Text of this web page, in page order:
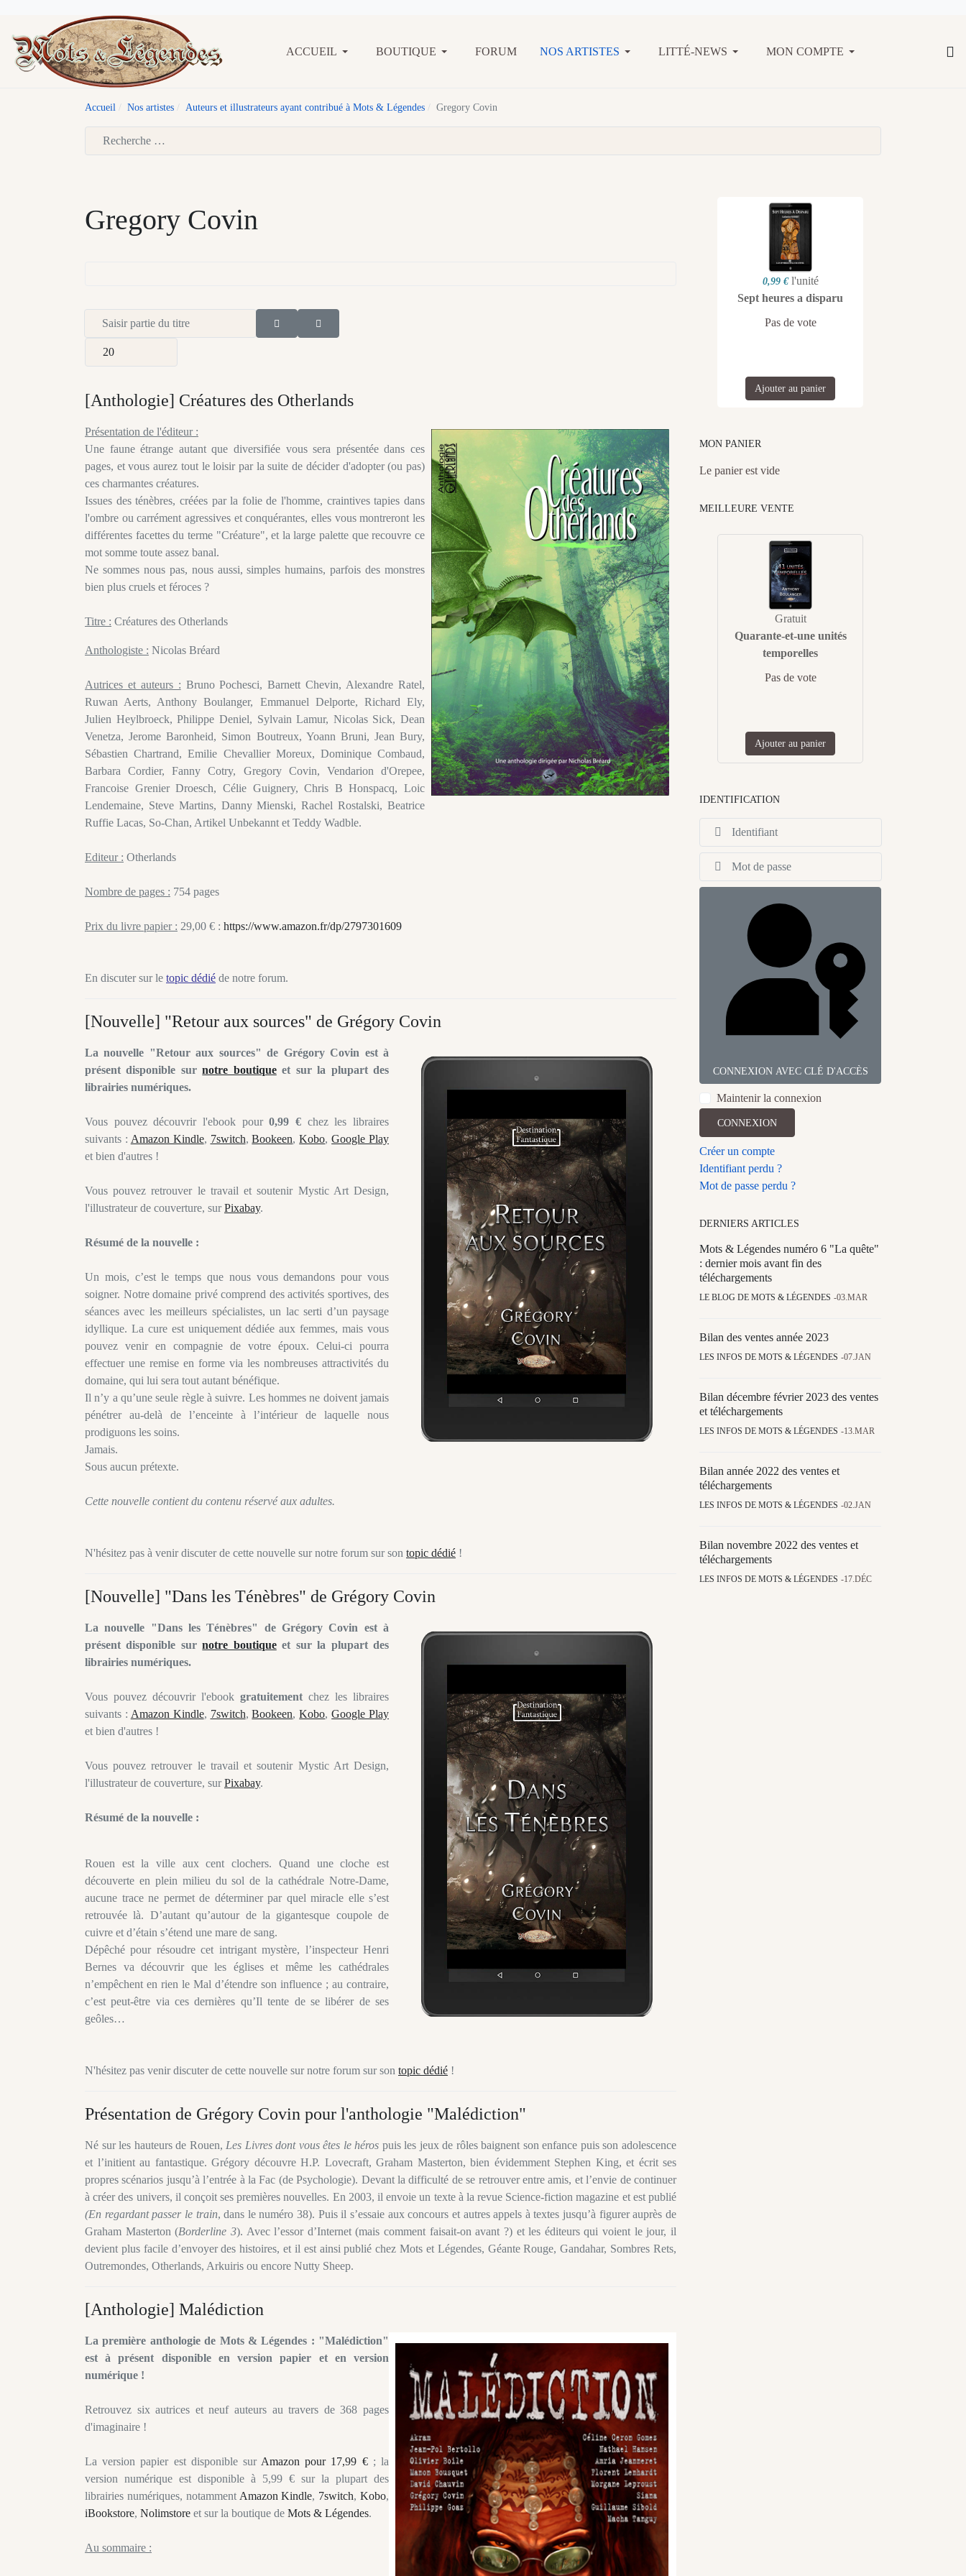
ACCUEIL BOUTIQUE FORUM NOS ARTISTES LITTÉ-NEWS MON COMPTE
Accueil Nos artistes Auteurs et illustrateurs ayant contribué à Mots & Légendes Gregory Covin
Gregory Covin
Saisir partie du titre
Afficher #
[Anthologie] Créatures des Otherlands
Présentation de l'éditeur :
Une faune étrange autant que diversifiée vous sera présentée dans ces
pages, et vous aurez tout le loisir par la suite de décider d'adopter (ou pas)
ces charmantes créatures.
Issues des ténèbres, créées par la folie de l'homme, craintives tapies dans
l'ombre ou carrément agressives et conquérantes, elles vous montreront les
différentes facettes du terme "Créature", et la large palette que recouvre ce
mot somme toute assez banal.
Ne sommes nous pas, nous aussi, simples humains, parfois des monstres
bien plus cruels et féroces ?
Titre : Créatures des Otherlands
Anthologiste : Nicolas Bréard
Autrices et auteurs : Bruno Pochesci, Barnett Chevin, Alexandre Ratel,
Ruwan Aerts, Anthony Boulanger, Emmanuel Delporte, Richard Ely,
Julien Heylbroeck, Philippe Deniel, Sylvain Lamur, Nicolas Sick, Dean
Venetza, Jerome Baronheid, Simon Boutreux, Yoann Bruni, Jean Bury,
Sébastien Chartrand, Emilie Chevallier Moreux, Dominique Combaud,
Barbara Cordier, Fanny Cotry, Gregory Covin, Vendarion d'Orepee,
Francoise Grenier Droesch, Célie Guignery, Chris B Honspacq, Loic
Lendemaine, Steve Martins, Danny Mienski, Rachel Rostalski, Beatrice
Ruffie Lacas, So-Chan, Artikel Unbekannt et Teddy Wadble.
Editeur : Otherlands
Nombre de pages : 754 pages
Prix du livre papier : 29,00 € : https://www.amazon.fr/dp/2797301609
En discuter sur le topic dédié de notre forum.
[Nouvelle] "Retour aux sources" de Grégory Covin
La nouvelle "Retour aux sources" de Grégory Covin est à
présent disponible surnotre boutiqueet sur la plupart des
librairies numériques.
Vous pouvez découvrir l'ebook pour0,99 € chez les libraires
suivants : Amazon Kindle, 7switch,Bookeen,Kobo,Google Play
et bien d'autres !
Vous pouvez retrouver le travail et soutenir Mystic Art Design,
l'illustrateur de couverture, surPixabay.
Résumé de la nouvelle :
Un mois, c’est le temps que nous vous demandons pour vous
soigner. Notre domaine privé comprend des activités sportives, des
séances avec les meilleurs spécialistes, un lac serti d’un paysage
idyllique. La cure est uniquement dédiée aux femmes, mais vous
pouvez venir en compagnie de votre époux. Celui-ci pourra
effectuer une remise en forme via les nombreuses attractivités du
domaine, qui lui sera tout autant bénéfique.
Il n’y a qu’une seule règle à suivre. Les hommes ne doivent jamais
pénétrer au-delà de l’enceinte à l’intérieur de laquelle nous
prodiguons les soins.
Jamais.
Sous aucun prétexte.
Cette nouvelle contient du contenu réservé aux adultes.
N'hésitez pas à venir discuter de cette nouvelle sur notre forum sur son topic dédié !
[Nouvelle] "Dans les Ténèbres" de Grégory Covin
La nouvelle "Dans les Ténèbres" de Grégory Covin est à
présent disponible surnotre boutiqueet sur la plupart des
librairies numériques.
Vous pouvez découvrir l'ebook gratuitement chez les libraires
suivants : Amazon Kindle, 7switch,Bookeen,Kobo,Google Play
et bien d'autres !
Vous pouvez retrouver le travail et soutenir Mystic Art Design,
l'illustrateur de couverture, surPixabay.
Résumé de la nouvelle :
Rouen est la ville aux cent clochers. Quand une cloche est
découverte en plein milieu du sol de la cathédrale Notre-Dame,
aucune trace ne permet de déterminer par quel miracle elle s’est
retrouvée là. D’autant qu’autour de la gigantesque coupole de
cuivre et d’étain s’étend une mare de sang.
Dépêché pour résoudre cet intrigant mystère, l’inspecteur Henri
Bernes va découvrir que les églises et même les cathédrales
n’empêchent en rien le Mal d’étendre son influence ; au contraire,
c’est peut-être via ces dernières qu’Il tente de se libérer de ses
geôles…
N'hésitez pas venir discuter de cette nouvelle sur notre forum sur son topic dédié !
Présentation de Grégory Covin pour l'anthologie "Malédiction"
Né sur les hauteurs de Rouen, Les Livres dont vous êtes le héros puis les jeux de rôles baignent son enfance puis son adolescence
et l’initient au fantastique. Grégory découvre H.P. Lovecraft, Graham Masterton, bien évidemment Stephen King, et écrit ses
propres scénarios jusqu’à l’entrée à la Fac (de Psychologie). Devant la difficulté de se retrouver entre amis, et l’envie de continuer
à créer des univers, il conçoit ses premières nouvelles. En 2003, il envoie un texte à la revue Science-fiction magazine et est publié
(En regardant passer le train, dans le numéro 38). Puis il s’essaie aux concours et autres appels à textes jusqu’à figurer auprès de
Graham Masterton (Borderline 3). Avec l’essor d’Internet (mais comment faisait-on avant ?) et les éditeurs qui voient le jour, il
devient plus facile d’envoyer des histoires, et il est ainsi publié chez Mots et Légendes, Géante Rouge, Gandahar, Sombres Rets,
Outremondes, Otherlands, Arkuiris ou encore Nutty Sheep.
[Anthologie] Malédiction
La première anthologie de Mots & Légendes : "Malédiction"
est à présent disponible en version papier et en version
numérique !
Retrouvez six autrices et neuf auteurs au travers de 368 pages
d'imaginaire !
La version papier est disponible sur Amazon pour 17,99 €; la
version numérique est disponible à 5,99 € sur la plupart des
librairies numériques, notamment Amazon Kindle, 7switch,Kobo,
iBookstore, Nolimstore et sur la boutique de Mots & Légendes.
Au sommaire :
0,99 € l'unité
Sept heures a disparu
Pas de vote
Ajouter au panier
MON PANIER
Le panier est vide
MEILLEURE VENTE
Gratuit
Quarante-et-une unités
temporelles
Pas de vote
Ajouter au panier
IDENTIFICATION
CONNEXION AVEC CLÉ D'ACCÈS
Maintenir la connexion
CONNEXION
Créer un compte
Identifiant perdu ?
Mot de passe perdu ?
DERNIERS ARTICLES
Mots & Légendes numéro 6 "La quête"
: dernier mois avant fin des
téléchargements
LE BLOG DE MOTS & LÉGENDES 03.MAR
Bilan des ventes année 2023
LES INFOS DE MOTS & LÉGENDES 07.JAN
Bilan décembre février 2023 des ventes
et téléchargements
LES INFOS DE MOTS & LÉGENDES 13.MAR
Bilan année 2022 des ventes et
téléchargements
LES INFOS DE MOTS & LÉGENDES 02.JAN
Bilan novembre 2022 des ventes et
téléchargements
LES INFOS DE MOTS & LÉGENDES 17.DÉC